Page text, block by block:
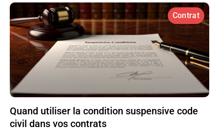
Contrat
Quand utiliser la condition suspensive code
civil dans vos contrats